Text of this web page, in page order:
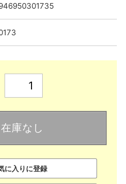
在庫なし
に入りに登録